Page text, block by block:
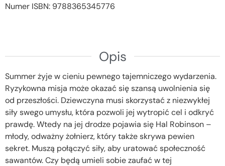
Numer ISBN: 9788365345776
Opis
Summer żyje w cieniu pewnego tajemniczego wydarzenia.
Ryzykowna misja może okazać się szansą uwolnienia się
od przeszłości. Dziewczyna musi skorzystać z niezwykłej
siły swego umysłu, która pozwoli jej wytropić cel i odkryć
prawdę. Wtedy na jej drodze pojawia się Hal Robinson –
młody, odważny żołnierz, który także skrywa pewien
sekret. Muszą połączyć siły, aby uratować społeczność
sawantów. Czy będą umieli sobie zaufać w tej